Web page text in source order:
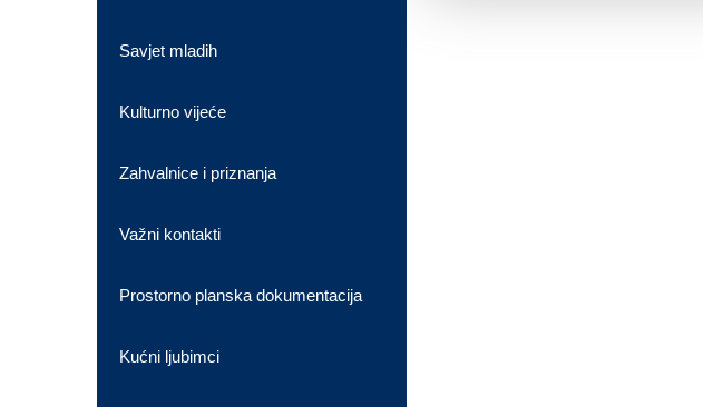
Savjet mladih
Kulturno vijeće
Zahvalnice i priznanja
Važni kontakti
Prostorno planska dokumentacija
Kućni ljubimci